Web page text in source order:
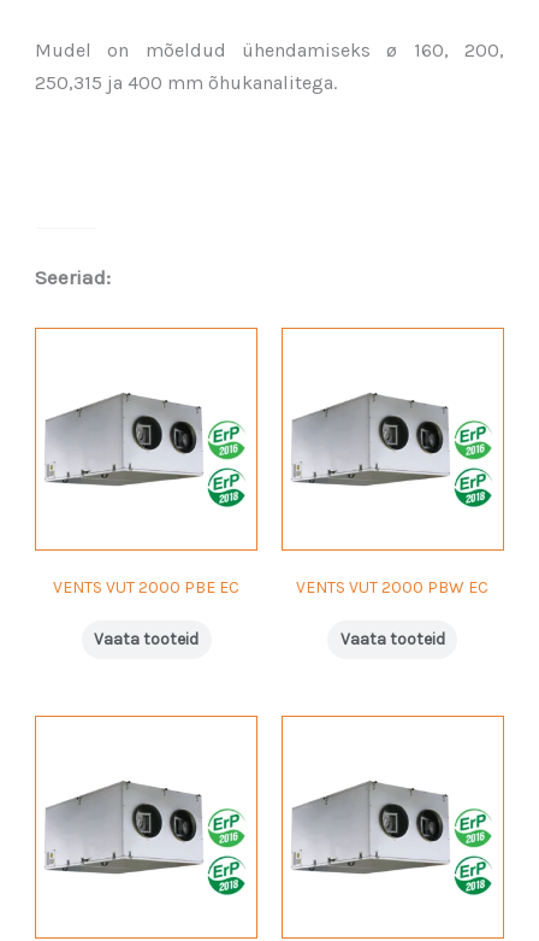
Mudel on mõeldud ühendamiseks ø 160, 200,
250,315 ja 400 mm õhukanalitega.
Seeriad:
VENTS VUT 2000 PBE EC
Vaata tooteid
VENTS VUT 2000 PBW EC
Vaata tooteid